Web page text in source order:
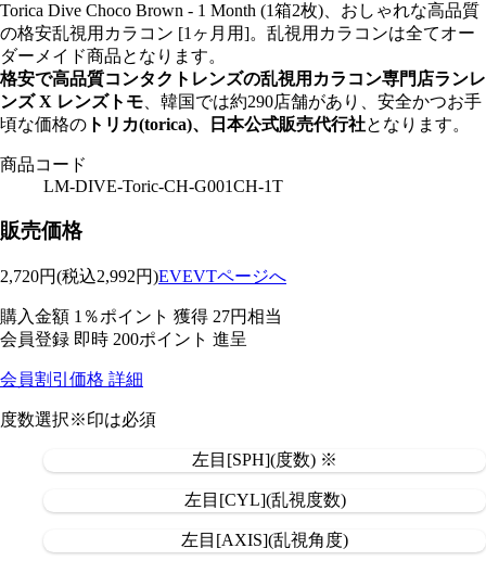
Torica Dive Choco Brown - 1 Month (1箱2枚)、おしゃれな高品質
の格安乱視用カラコン [1ヶ月用]。乱視用カラコンは全てオー
ダーメイド商品となります。
格安で高品質コンタクトレンズの乱視用カラコン専門店ランレ
ンズ X レンズトモ、韓国では約290店舗があり、安全かつお手
頃な価格の トリカ(torica)、日本公式販売代行社となります。
商品コード
LM-DIVE-Toric-CH-G001CH-1T
販売価格
2,720円(税込2,992円)EVEVTページへ
購入金額 1％ポイント 獲得 27円相当
会員登録 即時 200ポイント 進呈
会員割引価格 詳細
度数選択※印は必須
左目[SPH](度数) ※
左目[CYL](乱視度数)
左目[AXIS](乱視角度)